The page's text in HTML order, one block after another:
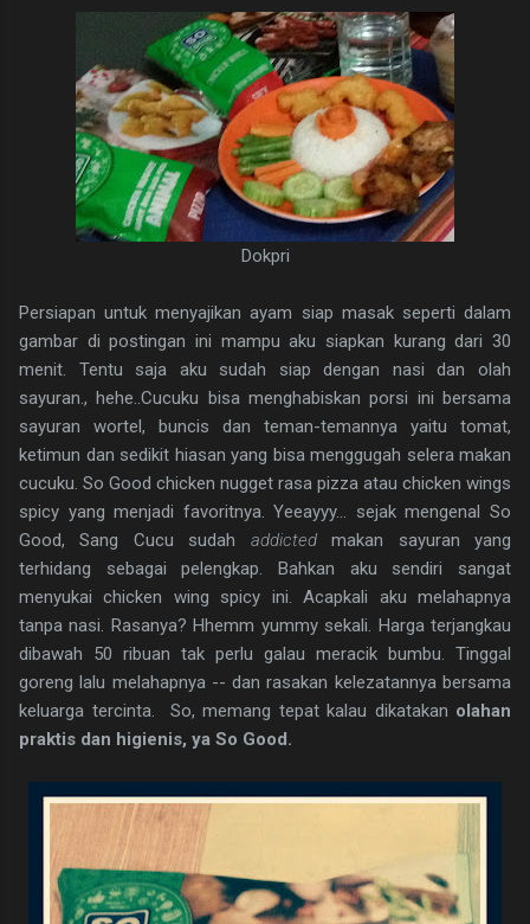
Dokpri
Persiapan untuk menyajikan ayam siap masak seperti dalam
gambar di postingan ini mampu aku siapkan kurang dari 30
menit. Tentu saja aku sudah siap dengan nasi dan olah
sayuran., hehe..Cucuku bisa menghabiskan porsi ini bersama
sayuran wortel, buncis dan teman-temannya yaitu tomat,
ketimun dan sedikit hiasan yang bisa menggugah selera makan
cucuku. So Good chicken nugget rasa pizza atau chicken wings
spicy yang menjadi favoritnya. Yeeayyy... sejak mengenal So
Good, Sang Cucu sudah addictedmakan sayuran yang
terhidang sebagai pelengkap. Bahkan aku sendiri sangat
menyukai chicken wing spicy ini. Acapkali aku melahapnya
tanpa nasi. Rasanya? Hhemm yummy sekali. Harga terjangkau
dibawah 50 ribuan tak perlu galau meracik bumbu. Tinggal
goreng lalu melahapnya -- dan rasakan kelezatannya bersama
keluarga tercinta. So, memang tepat kalau dikatakan olahan
praktis dan higienis, ya So Good.